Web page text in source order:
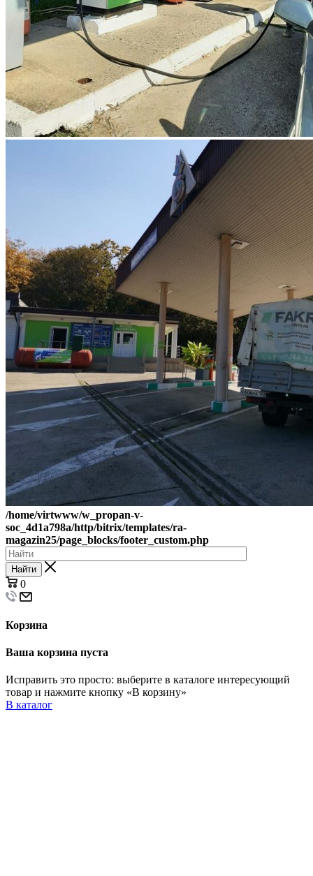
/home/virtwww/w_propan-v-
soc_4d1a798a/http/bitrix/templates/ra-
magazin25/page_blocks/footer_custom.php
Найти
0
Корзина
Ваша корзина пуста
Исправить это просто: выберите в каталоге интересующий
товар и нажмите кнопку «В корзину»
В каталог